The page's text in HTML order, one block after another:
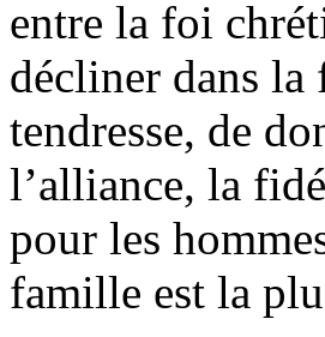
entre la foi
décliner dans
tendresse, de
l’alliance, la
pour les
famille est la